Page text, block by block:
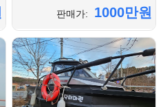
판매가: 1000만원